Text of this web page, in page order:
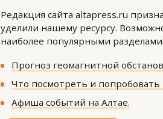
Редакция сайта altapress.ru
уделили нашему ресурсу.
наиболее популярными
Прогноз геомагнитной
Что посмотреть и попробовать
Афиша событий на Алтае.